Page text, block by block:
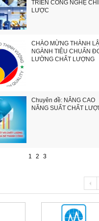
TRIỂN CÔNG NGHỆ
LƯỢC
CHÀO MỪNG THÀNH
NGÀNH TIÊU CHUẨN
LƯỜNG CHẤT LƯỢNG
Chuyên đề: NÂNG CAO
NĂNG SUẤT CHẤT
1 2 3